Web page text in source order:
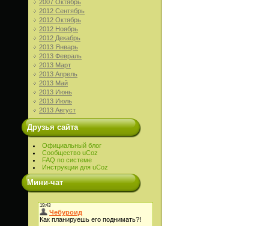
2007 Октябрь
2012 Сентябрь
2012 Октябрь
2012 Ноябрь
2012 Декабрь
2013 Январь
2013 Февраль
2013 Март
2013 Апрель
2013 Май
2013 Июнь
2013 Июль
2013 Август
Друзья сайта
Официальный блог
Сообщество uCoz
FAQ по системе
Инструкции для uCoz
Мини-чат